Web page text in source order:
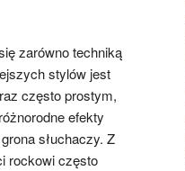
zarówno techniką
stylów jest
często prostym,
efekty
słuchaczy. Z
rockowi często